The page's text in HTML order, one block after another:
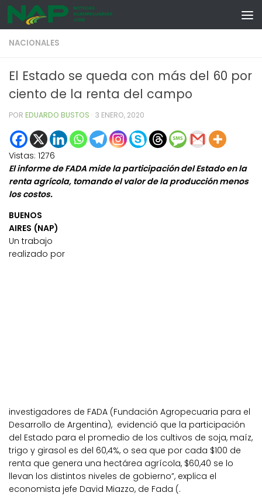
Skip to content
NACIONALES
El Estado se queda con más del 60 por
ciento de la renta del campo
POR EDUARDO BUSTOS · 3 ENERO, 2020
Vistas: 1276
El informe de FADA mide la participación del Estado en la
renta agrícola, tomando el valor de la producción menos
los costos.
BUENOS
AIRES (NAP)
Un trabajo
realizado por
investigadores de FADA (Fundación Agropecuaria para el
Desarrollo de Argentina), evidenció que la participación
del Estado para el promedio de los cultivos de soja, maíz,
trigo y girasol es del 60,4%, o sea que por cada $100 de
renta que genera una hectárea agrícola, $60,40 se lo
llevan los distintos niveles de gobierno”, explica el
economista jefe David Miazzo, de Fada (.